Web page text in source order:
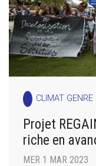
CLIMAT GENRE
Projet
riche en
MER 1 MAR 2023